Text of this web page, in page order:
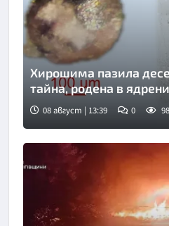
Хирошима пазила
тайна, родена в
08 август | 13:39 0